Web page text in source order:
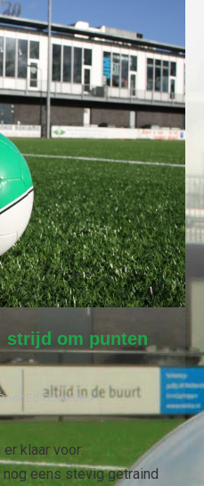
strijd om punten
Ed Goverde
klaar voor:
eens stevig getraind